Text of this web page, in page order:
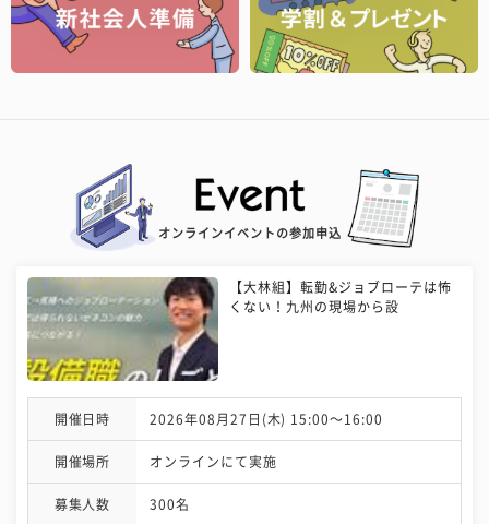
オンラインイベントの参加申込
【大林組】転勤&ジョブローテは怖
くない！九州の現場から設
開催日時 2026年08月27日(木) 15:00〜16:00
開催場所 オンラインにて実施
募集人数 300名